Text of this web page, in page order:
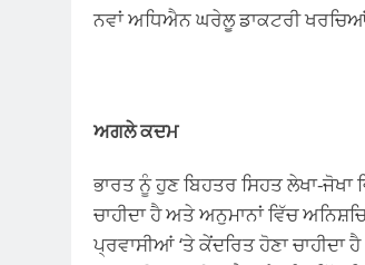
ਨਵਾਂ ਅਧਿਐਨ ਘਰੇਲੂ ਡਾਕਟਰੀ
ਅਗਲੇ ਕਦਮ
ਭਾਰਤ ਨੂੰ ਹੁਣ ਬਿਹਤਰ ਸਿਹਤ ਲੇਖਾ-ਜੋਖਾ
ਚਾਹੀਦਾ ਹੈ ਅਤੇ ਅਨੁਮਾਨਾਂ ਵਿੱਚ
ਪ੍ਰਵਾਸੀਆਂ ‘ਤੇ ਕੇਂਦਰਿਤ ਹੋਣਾ